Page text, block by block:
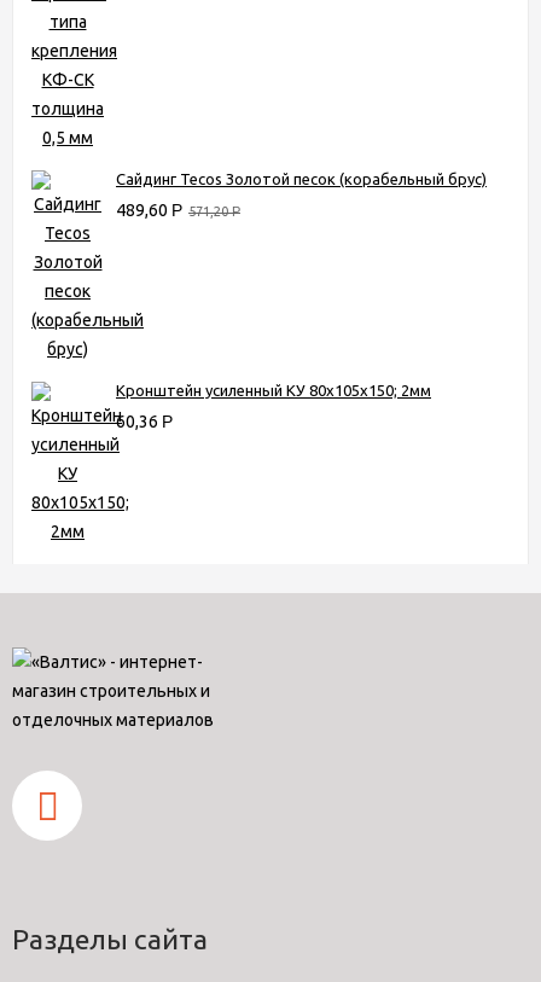
Сайдинг Tecos Золотой песок (корабельный брус)
489,60 Р 571,20Р
Кронштейн усиленный КУ 80х105х150; 2мм
60,36 Р
Разделы сайта